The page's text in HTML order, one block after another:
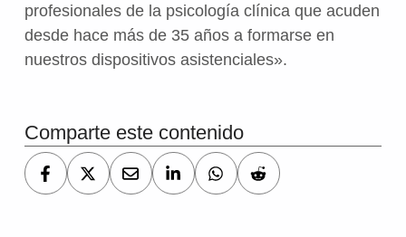
profesionales de la psicología clínica que acuden
desde hace más de 35 años a formarse en
nuestros dispositivos asistenciales».
Comparte este contenido